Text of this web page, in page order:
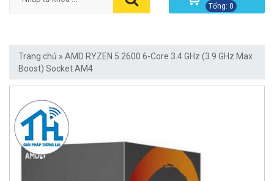
Tổng: 0
Trang chủ » AMD RYZEN 5 2600 6-Core 3.4 GHz (3.9 GHz Max
Boost) Socket AM4